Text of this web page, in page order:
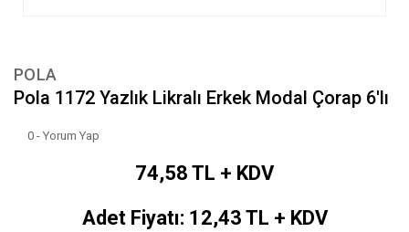
POLA
Pola 1172 Yazlık Likralı Erkek Modal Çorap 6'lı
0 - Yorum Yap
74,58 TL + KDV
Adet Fiyatı: 12,43 TL + KDV